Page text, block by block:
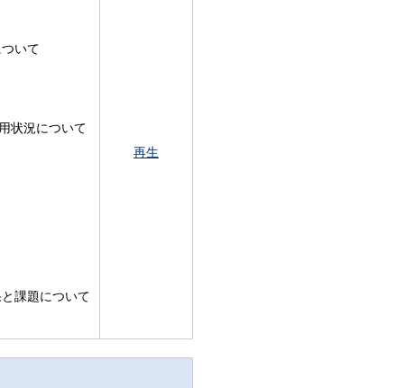
いて
状況について
課題について
再生